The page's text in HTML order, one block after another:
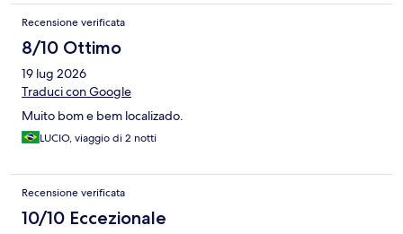
Recensione verificata
8/10 Ottimo
19 lug 2026
Traduci con Google
Muito bom e bem localizado.
LUCIO, viaggio di 2 notti
Recensione verificata
10/10 Eccezionale